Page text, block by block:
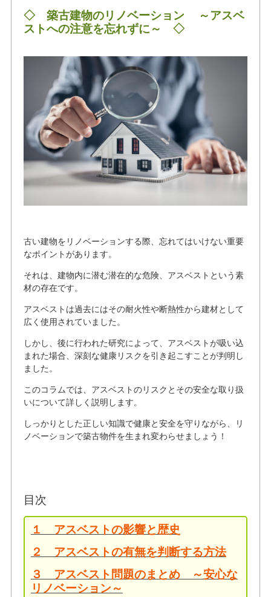
◇ 築古建物のリノベーション ～アスベ
ストへの注意を忘れずに～ ◇
古い建物をリノベーションする際、忘れてはいけない重要
なポイントがあります。
それは、建物内に潜む潜在的な危険、アスベストという素
材の存在です。
アスベストは過去にはその耐火性や断熱性から建材として
広く使用されていました。
しかし、後に行われた研究によって、アスベストが吸い込
まれた場合、深刻な健康リスクを引き起こすことが判明し
ました。
このコラムでは、アスベストのリスクとその安全な取り扱
いについて詳しく説明します。
しっかりとした正しい知識で健康と安全を守りながら、リ
ノベーションで築古物件を生まれ変わらせましょう！
目次
１ アスベストの影響と歴史
２ アスベストの有無を判断する方法
３ アスベスト問題のまとめ ～安心な
リノベーション～